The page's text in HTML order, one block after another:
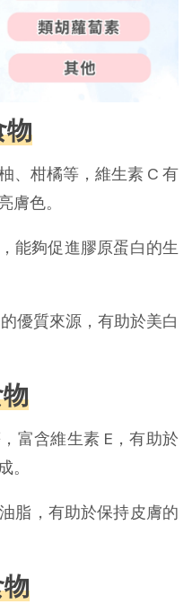
物
、柑橘等，維生素 C 有
膚色。
能夠促進膠原蛋白的生
優質來源，有助於美白
富含維生素 E，有助於
。
脂，有助於保持皮膚的